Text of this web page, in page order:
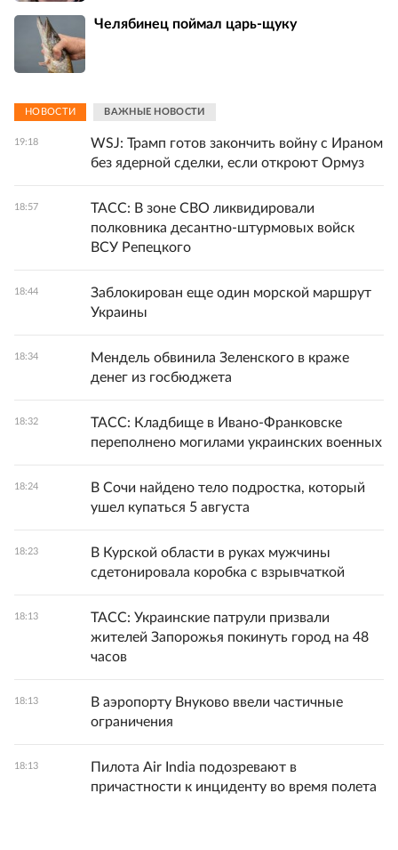
Челябинец поймал царь-щуку
НОВОСТИ ВАЖНЫЕ НОВОСТИ
19:18
WSJ: Трамп готов закончить войну с Ираном
без ядерной сделки, если откроют Ормуз
18:57
ТАСС: В зоне СВО ликвидировали
полковника десантно-штурмовых войск
ВСУ Репецкого
18:44
Заблокирован еще один морской маршрут
Украины
18:34
Мендель обвинила Зеленского в краже
денег из госбюджета
18:32
ТАСС: Кладбище в Ивано-Франковске
переполнено могилами украинских военных
18:24
В Сочи найдено тело подростка, который
ушел купаться 5 августа
18:23
В Курской области в руках мужчины
сдетонировала коробка с взрывчаткой
18:13
ТАСС: Украинские патрули призвали
жителей Запорожья покинуть город на 48
часов
18:13
В аэропорту Внуково ввели частичные
ограничения
18:13
Пилота Air India подозревают в
причастности к инциденту во время полета